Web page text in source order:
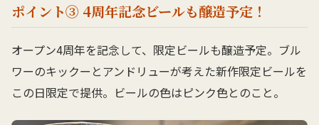
ポイント③ 4周年記念ビールも醸造予定！
オープン4周年を記念して、限定ビールも醸造予定。ブル
ワーのキックーとアンドリューが考えた新作限定ビールを
この日限定で提供。ビールの色はピンク色とのこと。